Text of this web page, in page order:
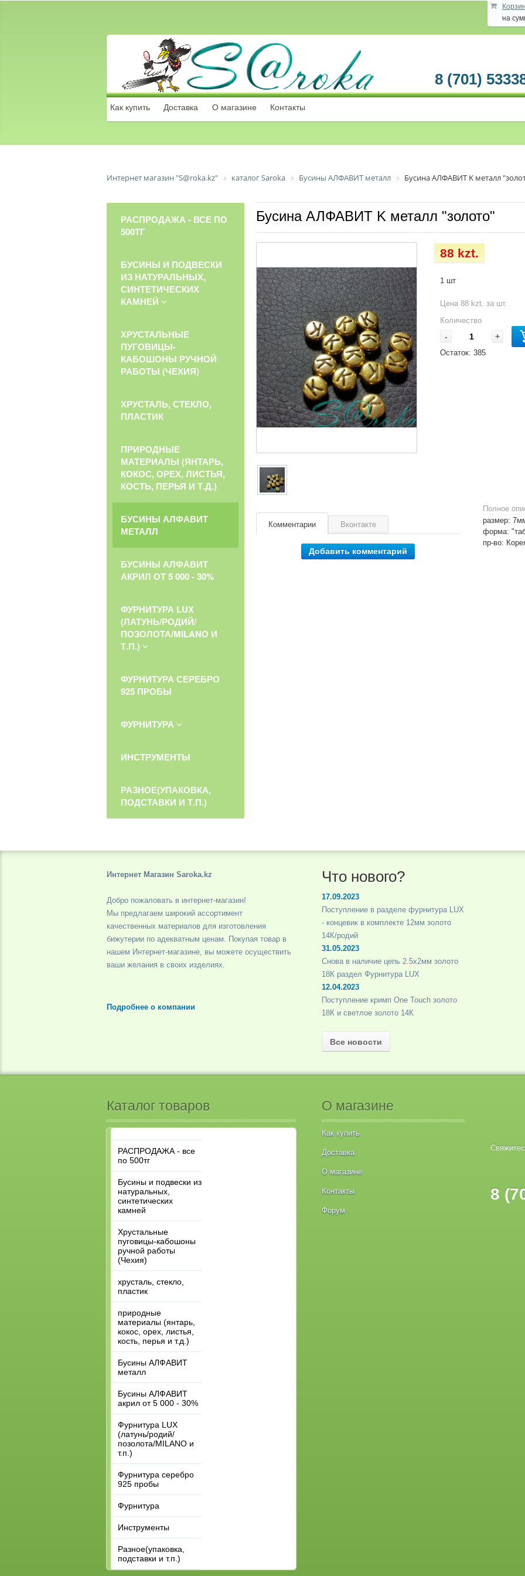
на
8 (701)
Как купить Доставка О магазине Контакты
Интернет магазин "S@roka.kz" каталог Saroka Бусины АЛФАВИТ металл Бусина АЛФАВИТ K металл
Бусина АЛФАВИТ K металл "золото"
88 kzt.
1 шт
Цена 88 kzt. за шт.
Количество
- +
Остаток:385
Полное
размер:
форма:
пр-во:
Комментарии Вконтакте
Добавить комментарий
РАСПРОДАЖА - ВСЕ ПО
500ТГ
БУСИНЫ И ПОДВЕСКИ
ИЗ НАТУРАЛЬНЫХ,
СИНТЕТИЧЕСКИХ
КАМНЕЙ
ХРУСТАЛЬНЫЕ
ПУГОВИЦЫ-
КАБОШОНЫ РУЧНОЙ
РАБОТЫ (ЧЕХИЯ)
ХРУСТАЛЬ, СТЕКЛО,
ПЛАСТИК
ПРИРОДНЫЕ
МАТЕРИАЛЫ (ЯНТАРЬ,
КОКОС, ОРЕХ, ЛИСТЬЯ,
КОСТЬ, ПЕРЬЯ И Т.Д.)
БУСИНЫ АЛФАВИТ
МЕТАЛЛ
БУСИНЫ АЛФАВИТ
АКРИЛ ОТ 5 000 - 30%
ФУРНИТУРА LUX
(ЛАТУНЬ/РОДИЙ/
ПОЗОЛОТА/MILANO И
Т.П.)
ФУРНИТУРА СЕРЕБРО
925 ПРОБЫ
ФУРНИТУРА
ИНСТРУМЕНТЫ
РАЗНОЕ(УПАКОВКА,
ПОДСТАВКИ И Т.П.)
Интернет Магазин Saroka.kz
Добро пожаловать в интернет-магазин!
Мы предлагаем широкий ассортимент
качественных материалов для изготовления
бижутерии по адекватным ценам. Покупая товар в
нашем Интернет-магазине, вы можете осуществить
ваши желания в своих изделиях.
Подробнее о компании
Что нового?
17.09.2023
Поступление в разделе фурнитура LUX
- концевик в комплекте 12мм золото
14К/родий
31.05.2023
Снова в наличие цепь 2.5х2мм золото
18К раздел Фурнитура LUX
12.04.2023
Поступление кримп One Touch золото
18К и светлое золото 14К
Все новости
Каталог товаров
РАСПРОДАЖА - все
по 500тг
Бусины и подвески из
натуральных,
синтетических
камней
Хрустальные
пуговицы-кабошоны
ручной работы
(Чехия)
хрусталь, стекло,
пластик
природные
материалы (янтарь,
кокос, орех, листья,
кость, перья и т.д.)
Бусины АЛФАВИТ
металл
Бусины АЛФАВИТ
акрил от 5 000 - 30%
Фурнитура LUX
(латунь/родий/
позолота/MILANO и
т.п.)
Фурнитура серебро
925 пробы
Фурнитура
Инструменты
Разное(упаковка,
подставки и т.п.)
О магазине
Как купить
Доставка
О магазине
Контакты
Форум
8